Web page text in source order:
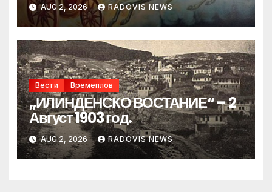
AUG 2, 2026 RADOVIS NEWS
Вести Времеплов
„ИЛИНДЕНСКО ВОСТАНИЕ“ – 2
Август 1903 год.
AUG 2, 2026 RADOVIS NEWS